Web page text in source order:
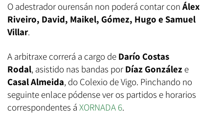
O adestrador ourensán non poderá contar con Álex
Riveiro, David, Maikel, Gómez, Hugo e Samuel
Villar.
A arbitraxe correrá a cargo de Darío Costas
Rodal, asistido nas bandas por Díaz González e
Casal Almeida, do Colexio de Vigo. Pinchando no
seguinte enlace pódense ver os partidos e horarios
correspondentes á XORNADA 6.